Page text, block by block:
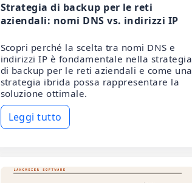
Strategia di backup per le reti
aziendali: nomi DNS vs. indirizzi IP
Scopri perché la scelta tra nomi DNS e
indirizzi IP è fondamentale nella strategia
di backup per le reti aziendali e come una
strategia ibrida possa rappresentare la
soluzione ottimale.
Leggi tutto